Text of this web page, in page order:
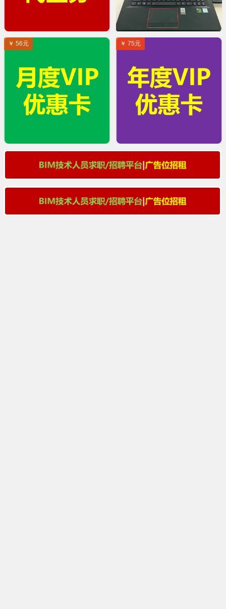
￥ 56元 ￥ 75元